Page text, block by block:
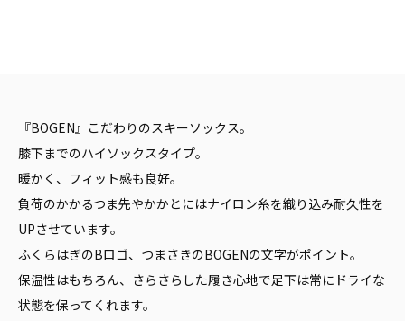
『BOGEN』こだわりのスキーソックス。
膝下までのハイソックスタイプ。
暖かく、フィット感も良好。
負荷のかかるつま先やかかとにはナイロン糸を織り込み耐久性を
UPさせています。
ふくらはぎのBロゴ、つまさきのBOGENの文字がポイント。
保温性はもちろん、さらさらした履き心地で足下は常にドライな
状態を保ってくれます。